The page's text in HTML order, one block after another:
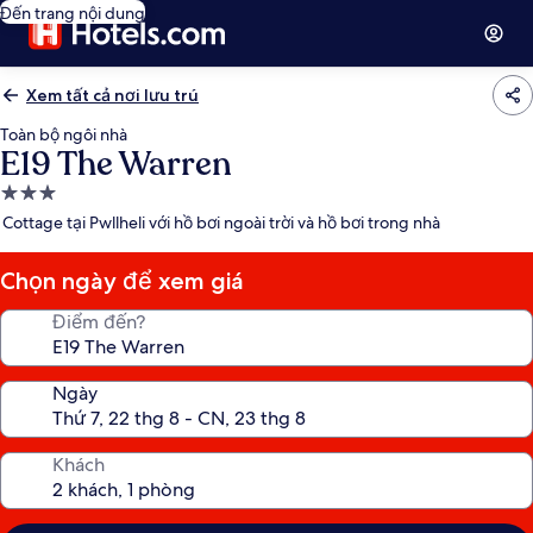
Đến trang nội dung
Xem tất cả nơi lưu trú
Toàn bộ ngôi nhà
E19 The Warren
Nơi
lưu
3.0
sao
Cottage tại Pwllheli với hồ bơi ngoài trời và hồ bơi trong nhà
Chọn ngày để xem giá
Điểm đến?
Ngày
Khách